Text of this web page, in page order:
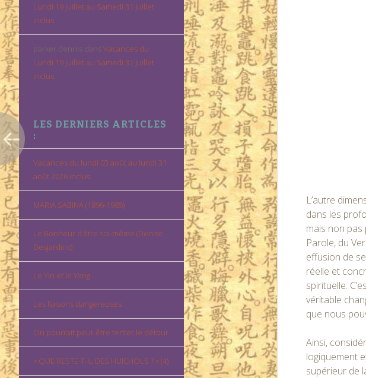
Lundi 19 juillet au Samedi 31 juillet
inclus
parker dennis dansVacances du
Lundi 19 juillet au Samedi 31 juillet
inclus
LES DERNIERS ARTICLES
:
Vacances du lundi 03 août au lundi 31
août 2026 inclus
MARIA SABINA (1896-1985)
Le Bonheur d’être soi-même (Denise
Desjardins)
Le Yin et le Yang
Les liaisons dangereuses
On pourrait peut-être tenter le détour
« QUE RESTE-T-IL DES HUICHOLS ? » (4)
L’autre
dans les
mais non pas
Parole, du
effusion de
réelle et
spirituelle.
véritable
que nous
Ainsi,
logiquement
supérieur de